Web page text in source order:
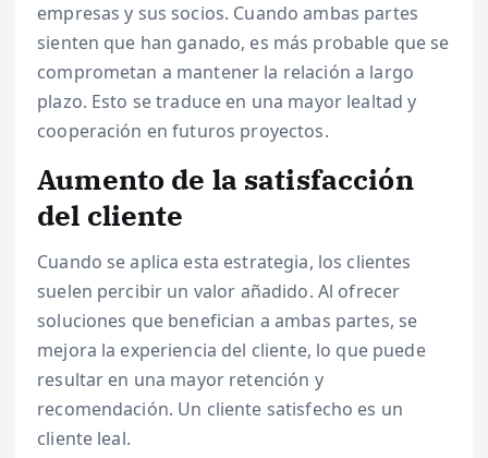
empresas y sus socios. Cuando ambas partes
sienten que han ganado, es más probable que se
comprometan a mantener la relación a largo
plazo. Esto se traduce en una mayor lealtad y
cooperación en futuros proyectos.
Aumento de la satisfacción
del cliente
Cuando se aplica esta estrategia, los clientes
suelen percibir un valor añadido. Al ofrecer
soluciones que benefician a ambas partes, se
mejora la experiencia del cliente, lo que puede
resultar en una mayor retención y
recomendación. Un cliente satisfecho es un
cliente leal.